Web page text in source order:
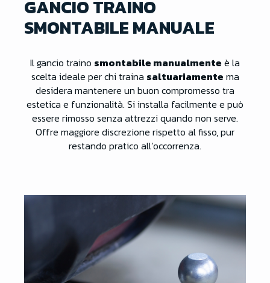
GANCIO TRAINO
SMONTABILE MANUALE
Il gancio traino smontabile manualmente è la
scelta ideale per chi traina saltuariamente ma
desidera mantenere un buon compromesso tra
estetica e funzionalità. Si installa facilmente e può
essere rimosso senza attrezzi quando non serve.
Offre maggiore discrezione rispetto al fisso, pur
restando pratico all’occorrenza.